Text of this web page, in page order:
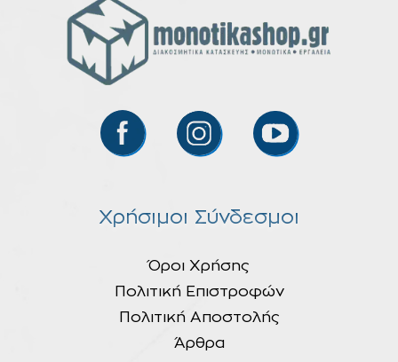
Χρήσιμοι Σύνδεσμοι
Όροι Χρήσης
Πολιτική Επιστροφών
Πολιτική Αποστολής
Άρθρα